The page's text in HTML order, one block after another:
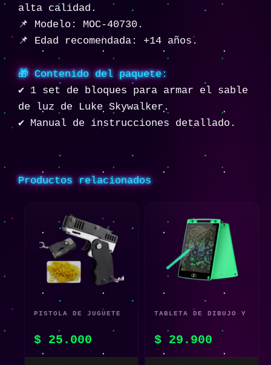
alta calidad.
📌 Modelo: MOC-40730.
📌 Edad recomendada: +14 años.
🎁 Contenido del paquete:
✔️ 1 set de bloques para armar el sable
de luz de Luke Skywalker.
✔️ Manual de instrucciones detallado.
Productos relacionados
PISTOLA DE JUGUETE
DE SIMULACIÓN PARA
NIÑOS – JUGUETE
$ 25.000
TABLETA DE DIBUJO Y
ESCRITURA COLORIDA
TABLERO GRÁFICO LCD
$ 29.900